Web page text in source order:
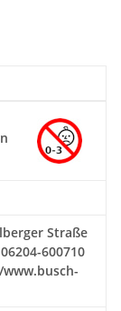
Straße
600710